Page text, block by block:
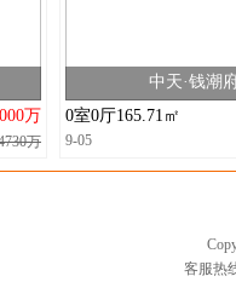
万
万
中天·钱潮
0室0厅165.71㎡
9-05
客服热